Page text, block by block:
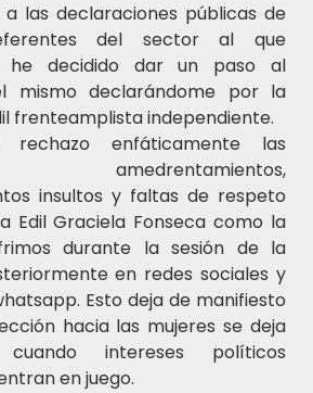
a las declaraciones públicas de
del sector al que
he decidido dar un paso al
mismo declarándome por la
frenteamplista independiente.
rechazo enfáticamente las
amedrentamientos,
insultos y faltas de respeto
Edil Graciela Fonseca como la
durante la sesión de la
en redes sociales y
Esto deja de manifiesto
hacia las mujeres se deja
intereses políticos
en juego.